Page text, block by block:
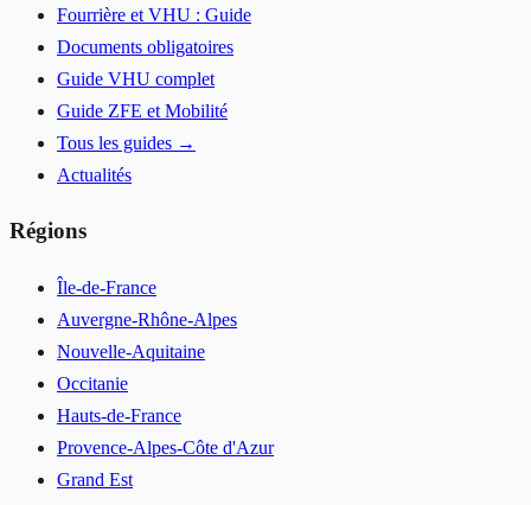
Fourrière et VHU : Guide
Documents obligatoires
Guide VHU complet
Guide ZFE et Mobilité
Tous les guides →
Actualités
Régions
Île-de-France
Auvergne-Rhône-Alpes
Nouvelle-Aquitaine
Occitanie
Hauts-de-France
Provence-Alpes-Côte d'Azur
Grand Est